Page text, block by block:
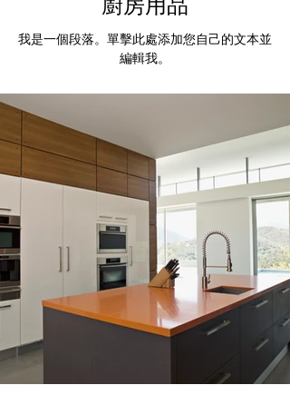
我是一個段落。單擊此處添加您自己的文本並
編輯我。